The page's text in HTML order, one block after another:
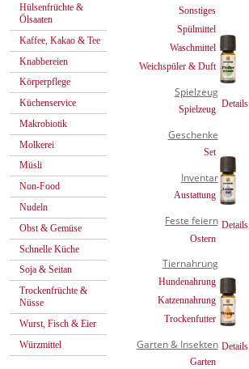
Hülsenfrüchte &
Ölsaaten
Kaffee, Kakao & Tee
Knabbereien
Körperpflege
Küchenservice
Makrobiotik
Molkerei
Müsli
Non-Food
Nudeln
Obst & Gemüse
Schnelle Küche
Soja & Seitan
Trockenfrüchte &
Nüsse
Wurst, Fisch & Eier
Würzmittel
Sonstiges
Spülmittel
Waschmittel
Weichspüler & Duft
Spielzeug
Spielzeug
Geschenke
Set
Inventar
Austattung
Feste feiern
Ostern
Tiernahrung
Hundenahrung
Katzennahrung
Trockenfutter
Garten & Insekten
Garten
Details
Details
Details